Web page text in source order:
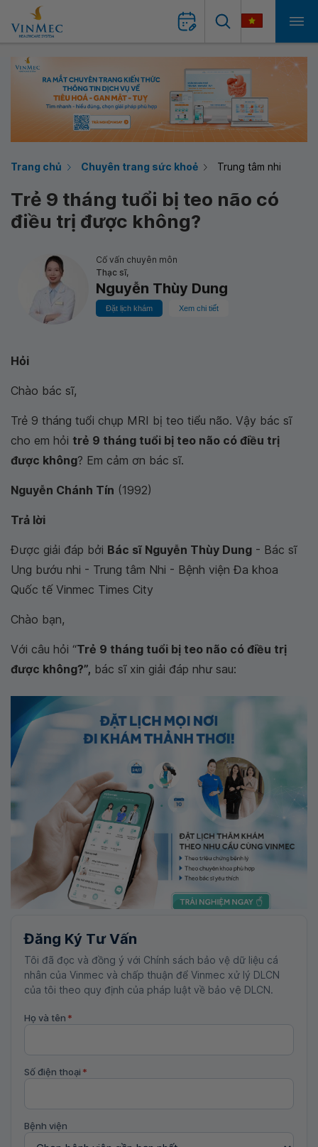
Trang chủ Chuyên trang sức khoẻ Trung tâm nhi
Trẻ 9 tháng tuổi bị teo não có
điều trị được không?
Cố vấn chuyên môn
Thạc sĩ,
Nguyễn Thùy Dung
Đặt lịch khám Xem chi tiết
Hỏi
Chào bác sĩ,
Trẻ 9 tháng tuổi chụp MRI bị teo tiểu não. Vậy bác sĩ
cho em hỏi trẻ 9 tháng tuổi bị teo não có điều trị
được không? Em cảm ơn bác sĩ.
Nguyễn Chánh Tín (1992)
Trả lời
Được giải đáp bởi Bác sĩ Nguyễn Thùy Dung - Bác sĩ
Ung bướu nhi - Trung tâm Nhi - Bệnh viện Đa khoa
Quốc tế Vinmec Times City
Chào bạn,
Với câu hỏi “Trẻ 9 tháng tuổi bị teo não có điều trị
được không?”, bác sĩ xin giải đáp như sau:
Đăng Ký Tư Vấn
Tôi đã đọc và đồng ý với Chính sách bảo vệ dữ liệu cá
nhân của Vinmec và chấp thuận để Vinmec xử lý DLCN
của tôi theo quy định của pháp luật về bảo vệ DLCN.
Họ và tên *
Số điện thoại *
Bệnh viện